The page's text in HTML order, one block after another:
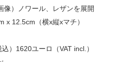
像）ノワール、レザンを展開
x 12.5cm（横x縦xマチ）
）1620ユーロ（VAT incl.）